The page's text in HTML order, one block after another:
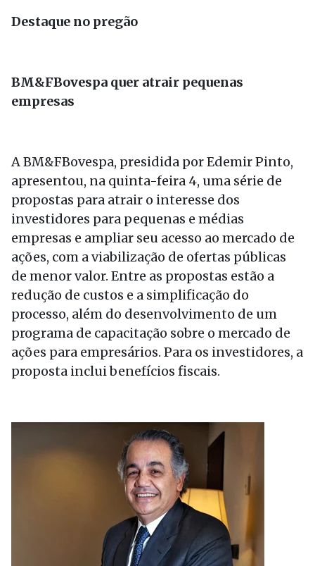
Destaque no pregão
BM&FBovespa quer atrair pequenas
empresas
A BM&FBovespa, presidida por Edemir Pinto,
apresentou, na quinta-feira 4, uma série de
propostas para atrair o interesse dos
investidores para pequenas e médias
empresas e ampliar seu acesso ao mercado de
ações, com a viabilização de ofertas públicas
de menor valor. Entre as propostas estão a
redução de custos e a simplificação do
processo, além do desenvolvimento de um
programa de capacitação sobre o mercado de
ações para empresários. Para os investidores, a
proposta inclui benefícios fiscais.